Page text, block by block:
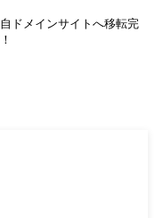
ドメインサイトへ移転完